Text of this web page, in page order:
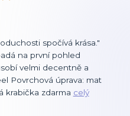
spočívá krása."
na první pohled
velmi decentně a
Povrchová úprava: mat
krabička zdarma celý